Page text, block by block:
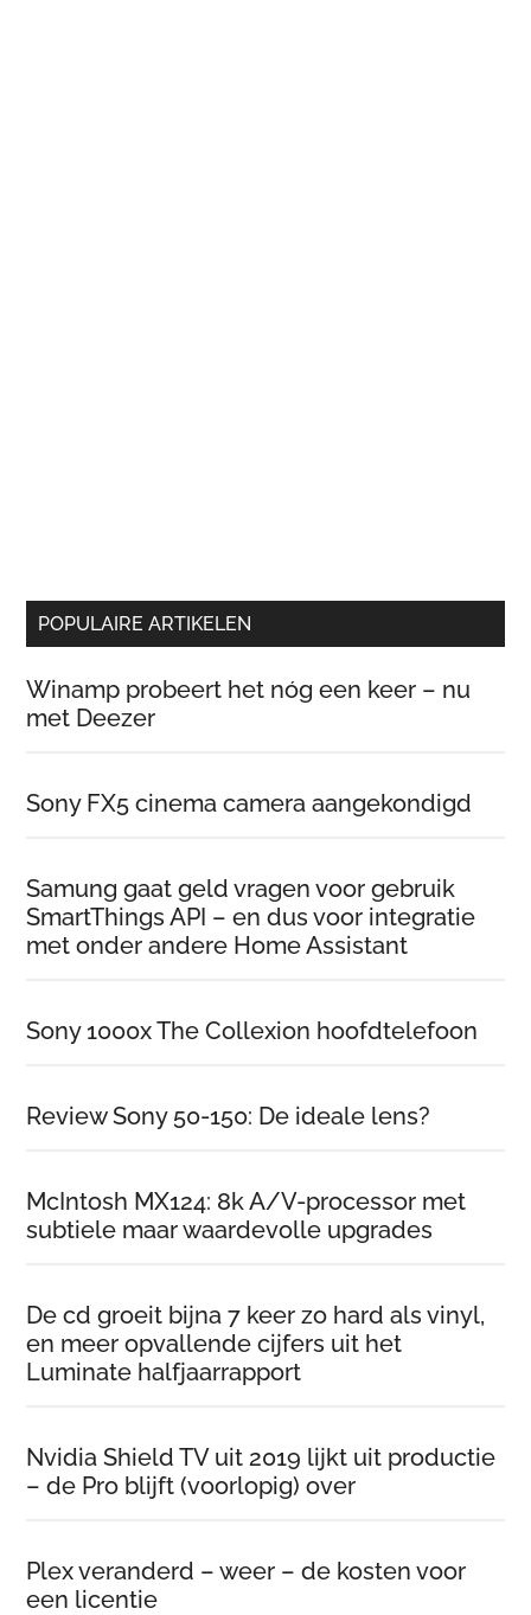
POPULAIRE ARTIKELEN
Winamp probeert het nóg een keer – nu
met Deezer
Sony FX5 cinema camera aangekondigd
Samung gaat geld vragen voor gebruik
SmartThings API – en dus voor integratie
met onder andere Home Assistant
Sony 1000x The Collexion hoofdtelefoon
Review Sony 50-150: De ideale lens?
McIntosh MX124: 8k A/V-processor met
subtiele maar waardevolle upgrades
De cd groeit bijna 7 keer zo hard als vinyl,
en meer opvallende cijfers uit het
Luminate halfjaarrapport
Nvidia Shield TV uit 2019 lijkt uit productie
– de Pro blijft (voorlopig) over
Plex veranderd – weer – de kosten voor
een licentie